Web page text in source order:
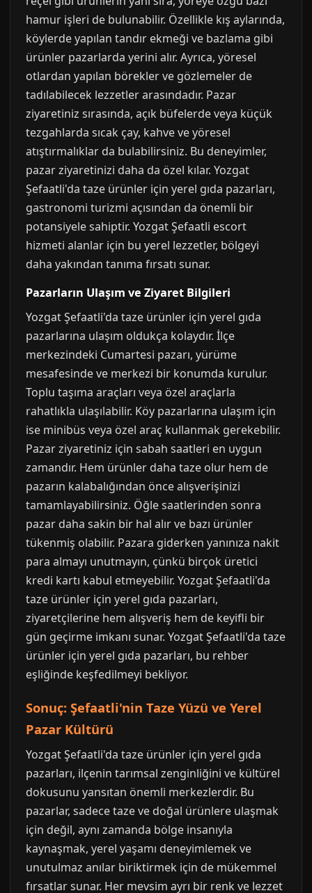
hamur işleri de bulunabilir. Özellikle kış aylarında,
köylerde yapılan tandır ekmeği ve bazlama gibi
ürünler pazarlarda yerini alır. Ayrıca, yöresel
otlardan yapılan börekler ve gözlemeler de
tadılabilecek lezzetler arasındadır. Pazar
ziyaretiniz sırasında, açık büfelerde veya küçük
tezgahlarda sıcak çay, kahve ve yöresel
atıştırmalıklar da bulabilirsiniz. Bu deneyimler,
pazar ziyaretinizi daha da özel kılar. Yozgat
Şefaatli'da taze ürünler için yerel gıda pazarları,
gastronomi turizmi açısından da önemli bir
potansiyele sahiptir. Yozgat Şefaatli escort
hizmeti alanlar için bu yerel lezzetler, bölgeyi
daha yakından tanıma fırsatı sunar.
Pazarların Ulaşım ve Ziyaret Bilgileri
Yozgat Şefaatli'da taze ürünler için yerel gıda
pazarlarına ulaşım oldukça kolaydır. İlçe
merkezindeki Cumartesi pazarı, yürüme
mesafesinde ve merkezi bir konumda kurulur.
Toplu taşıma araçları veya özel araçlarla
rahatlıkla ulaşılabilir. Köy pazarlarına ulaşım için
ise minibüs veya özel araç kullanmak gerekebilir.
Pazar ziyaretiniz için sabah saatleri en uygun
zamandır. Hem ürünler daha taze olur hem de
pazarın kalabalığından önce alışverişinizi
tamamlayabilirsiniz. Öğle saatlerinden sonra
pazar daha sakin bir hal alır ve bazı ürünler
tükenmiş olabilir. Pazara giderken yanınıza nakit
para almayı unutmayın, çünkü birçok üretici
kredi kartı kabul etmeyebilir. Yozgat Şefaatli'da
taze ürünler için yerel gıda pazarları,
ziyaretçilerine hem alışveriş hem de keyifli bir
gün geçirme imkanı sunar. Yozgat Şefaatli'da taze
ürünler için yerel gıda pazarları, bu rehber
eşliğinde keşfedilmeyi bekliyor.
Sonuç: Şefaatli'nin Taze Yüzü ve Yerel
Pazar Kültürü
Yozgat Şefaatli'da taze ürünler için yerel gıda
pazarları, ilçenin tarımsal zenginliğini ve kültürel
dokusunu yansıtan önemli merkezlerdir. Bu
pazarlar, sadece taze ve doğal ürünlere ulaşmak
için değil, aynı zamanda bölge insanıyla
kaynaşmak, yerel yaşamı deneyimlemek ve
unutulmaz anılar biriktirmek için de mükemmel
fırsatlar sunar. Her mevsim ayrı bir renk ve lezzet